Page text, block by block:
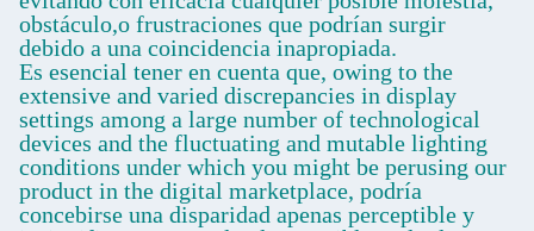
obstáculo,o frustraciones que podrían surgir
debido a una coincidencia inapropiada.
Es esencial tener en cuenta que, owing to the
extensive and varied discrepancies in display
settings among a large number of technological
devices and the fluctuating and mutable lighting
conditions under which you might be perusing our
product in the digital marketplace, podría
concebirse una disparidad apenas perceptible y